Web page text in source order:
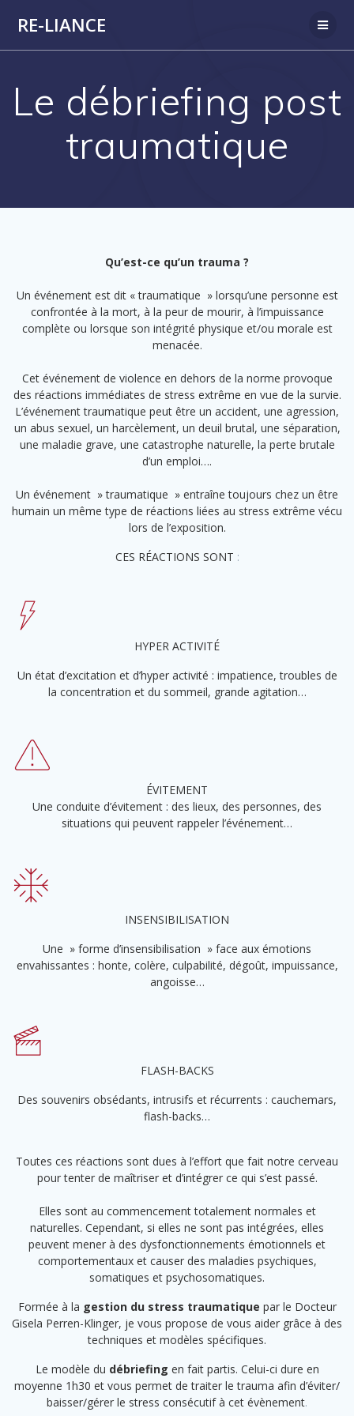
RE-LIANCE
Le débriefing post
traumatique
Qu’est-ce qu’un trauma ?
Un événement est dit « traumatique » lorsqu’une personne est
confrontée à la mort, à la peur de mourir, à l’impuissance
complète ou lorsque son intégrité physique et/ou morale est
menacée.
Cet événement de violence en dehors de la norme provoque
des réactions immédiates de stress extrême en vue de la survie.
L’événement traumatique peut être un accident, une agression,
un abus sexuel, un harcèlement, un deuil brutal, une séparation,
une maladie grave, une catastrophe naturelle, la perte brutale
d’un emploi….
Un événement » traumatique » entraîne toujours chez un être
humain un même type de réactions liées au stress extrême vécu
lors de l’exposition.
CES RÉACTIONS SONT :
HYPER ACTIVITÉ
Un état d’excitation et d’hyper activité : impatience, troubles de
la concentration et du sommeil, grande agitation…
ÉVITEMENT
Une conduite d’évitement : des lieux, des personnes, des
situations qui peuvent rappeler l’événement…
INSENSIBILISATION
Une » forme d’insensibilisation » face aux émotions
envahissantes : honte, colère, culpabilité, dégoût, impuissance,
angoisse…
FLASH-BACKS
Des souvenirs obsédants, intrusifs et récurrents : cauchemars,
flash-backs…
Toutes ces réactions sont dues à l’effort que fait notre cerveau
pour tenter de maîtriser et d’intégrer ce qui s’est passé.
Elles sont au commencement totalement normales et
naturelles. Cependant, si elles ne sont pas intégrées, elles
peuvent mener à des dysfonctionnements émotionnels et
comportementaux et causer des maladies psychiques,
somatiques et psychosomatiques.
Formée à la gestion du stress traumatique par le Docteur
Gisela Perren-Klinger, je vous propose de vous aider grâce à des
techniques et modèles spécifiques.
Le modèle du débriefing en fait partis. Celui-ci dure en
moyenne 1h30 et vous permet de traiter le trauma afin d’éviter/
baisser/gérer le stress consécutif à cet évènement.